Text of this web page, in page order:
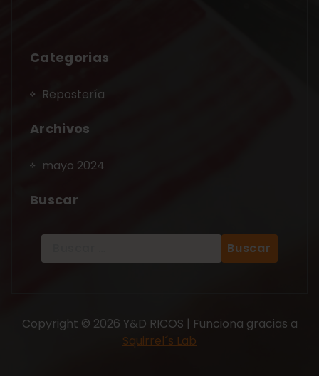
Categorias
Repostería
Archivos
mayo 2024
Buscar
Copyright © 2026 Y&D RICOS | Funciona gracias a
Squirrel´s Lab